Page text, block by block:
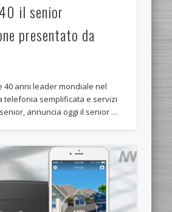
il senior
presentato da
40 anni leader mondiale nel
telefonia semplificata e servizi
annuncia oggi il senior …